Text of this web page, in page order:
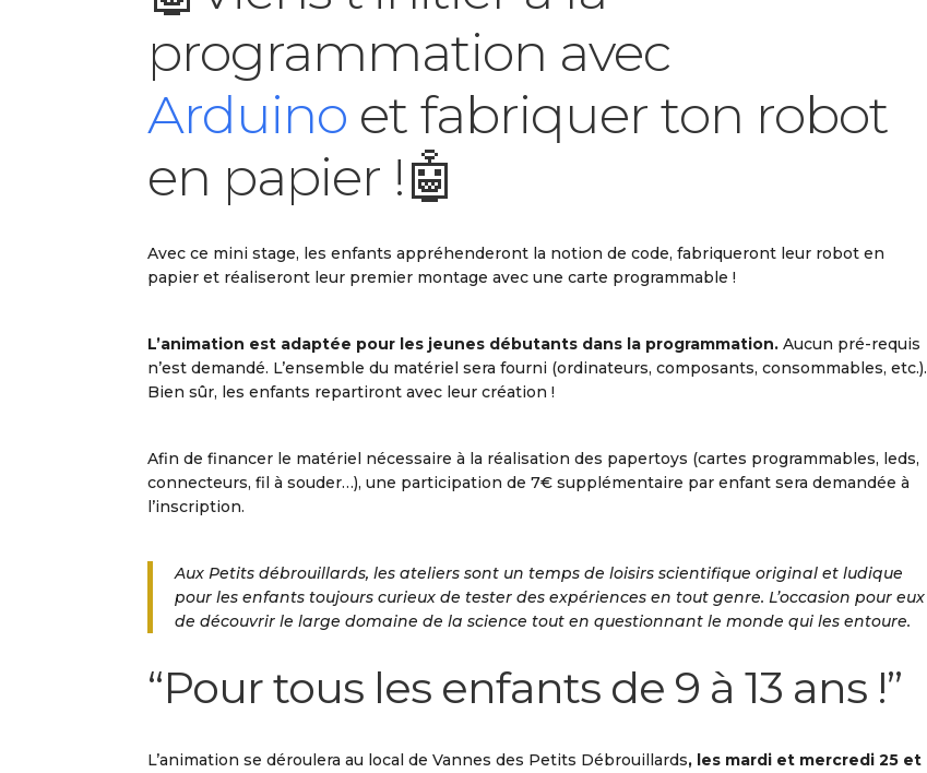
programmation avec
Arduino et fabriquer ton robot
en papier !🤖
Avec ce mini stage, les enfants appréhenderont la notion de code, fabriqueront leur robot en
papier et réaliseront leur premier montage avec une carte programmable !
L’animation est adaptée pour les jeunes débutants dans la programmation.Aucun pré-requis
n’est demandé. L’ensemble du matériel sera fourni (ordinateurs, composants, consommables, etc.).
Bien sûr, les enfants repartiront avec leur création !
Afin de financer le matériel nécessaire à la réalisation des papertoys (cartes programmables, leds,
connecteurs, fil à souder…), une participation de 7€ supplémentaire par enfant sera demandée à
l’inscription.
Aux Petits débrouillards, les ateliers sont un temps de loisirs scientifique original et ludique
pour les enfants toujours curieux de tester des expériences en tout genre. L’occasion pour eux
de découvrir le large domaine de la science tout en questionnant le monde qui les entoure.
“Pour tous les enfants de 9 à 13 ans !”
L’animation se déroulera au local de Vannes des Petits Débrouillards, les mardi et mercredi 25 et